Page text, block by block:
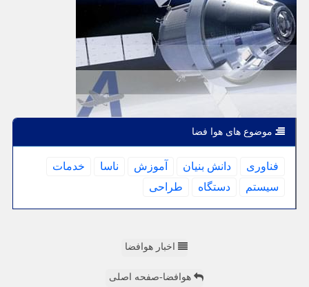
موضوع های هوا فضا
فناوری دانش بنیان آموزش ناسا
خدمات
سیستم
دستگاه طراحی
اخبار هوافضا
هوافضا-صفحه اصلی